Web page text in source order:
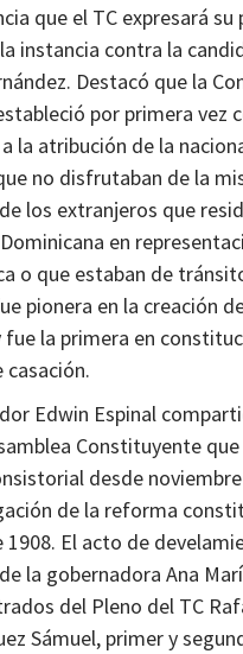
que el TC expresará su
instancia contra la
Destacó que la
por primera vez
la atribución de la
no disfrutaban de la
los extranjeros que
en
o que estaban de
pionera en la creación
fue la primera en
casación.
Edwin Espinal
Constituyente
desde
de la reforma
1908. El acto de
la gobernadora Ana
del Pleno del TC
Sámuel, primer y